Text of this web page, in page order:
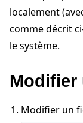
localement
comme décrit
le système.
Modifier
Modifier un